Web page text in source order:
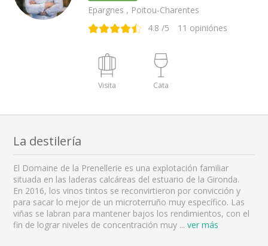
Epargnes , Poitou-Charentes
4.8 /5 11 opiniónes
Visita Cata
La destilería
El Domaine de la Prenellerie es una explotación familiar
situada en las laderas calcáreas del estuario de la Gironda.
En 2016, los vinos tintos se reconvirtieron por convicción y
para sacar lo mejor de un microterruño muy específico. Las
viñas se labran para mantener bajos los rendimientos, con el
fin de lograr niveles de concentración muy ... ver más